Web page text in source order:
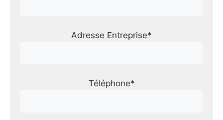
Adresse Entreprise*
Téléphone*